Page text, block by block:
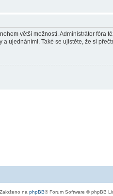
větší možnosti. Administrátor fóra
ujednáními. Také se ujistěte, že si
Založeno na phpBB® Forum Software © phpBB